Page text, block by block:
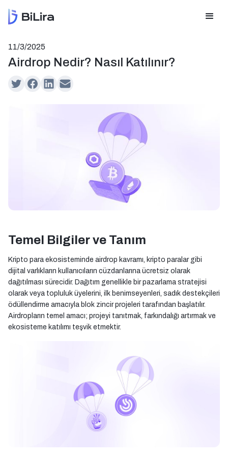
11/3/2025
Airdrop Nedir? Nasıl Katılınır?
Temel Bilgiler ve Tanım
Kripto para ekosisteminde airdrop kavramı, kripto paralar gibi
dijital varlıkların kullanıcıların cüzdanlarına ücretsiz olarak
dağıtılması sürecidir. Dağıtım genellikle bir pazarlama stratejisi
olarak veya topluluk üyelerini, ilk benimseyenleri, sadık destekçileri
ödüllendirme amacıyla blok zincir projeleri tarafından başlatılır.
Airdropların temel amacı; projeyi tanıtmak, farkındalığı artırmak ve
ekosisteme katılımı teşvik etmektir.